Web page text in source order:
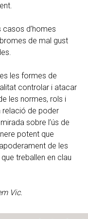
d’homes
de mal gust
les formes de
controlar i atacar
les normes, rols i
relació de poder
sobre l’ús de
potent que
de les
treballen en clau
Vic.